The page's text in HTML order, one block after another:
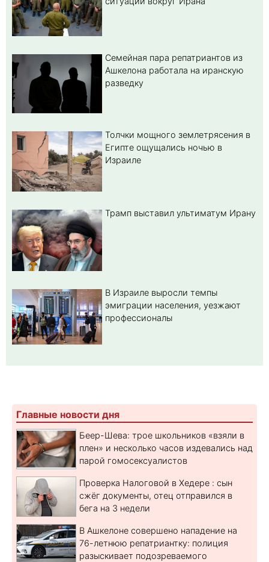
Семейная пара репатриантов из
Ашкелона работала на иранскую
разведку
Толчки мощного землетрясения в
Египте ощущались ночью в
Израиле
Трамп выставил ультиматум Ирану
В Израиле выросли темпы
эмиграции населения, уезжают
профессионалы
Главные новости дня
Беер-Шева: трое школьников «взяли в
плен» и несколько часов издевались над
парой гомосексуалистов
Проверка Налоговой в Хедере : сын
сжёг документы, отец отправился в
бега на 3 недели
В Ашкелоне совершено нападение на
76-летнюю репатриантку: полиция
разыскивает подозреваемого